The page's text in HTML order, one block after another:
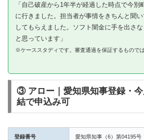
「自己破産から1年半が経過した時点で今別
に行きました。担当者が事情をきちんと聞
してもらえました。ソフト闇金に手を出さ
と思っています」
※ケーススタディです。審査通過を保証するもので
③ アロー｜愛知県知事登録・
結で申込み可
登録番号 愛知県知事（6）第04195号